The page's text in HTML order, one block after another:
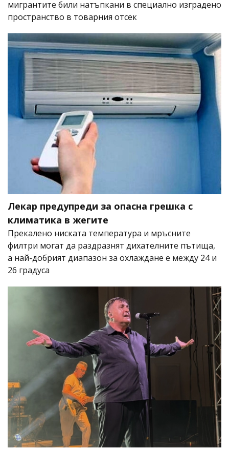
мигрантите били натъпкани в специално изградено
пространство в товарния отсек
Лекар предупреди за опасна грешка с
климатика в жегите
Прекалено ниската температура и мръсните
филтри могат да раздразнят дихателните пътища,
а най-добрият диапазон за охлаждане е между 24 и
26 градуса